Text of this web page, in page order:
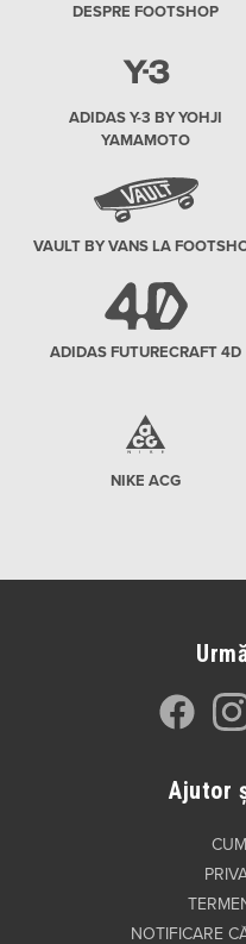
DESPRE FOOTSHOP
ADIDAS Y-3 BY YOHJI
YAMAMOTO
VAULT BY VANS LA
ADIDAS FUTURECRAFT 4D
NIKE ACG
Ajutor
NOTIFICARE